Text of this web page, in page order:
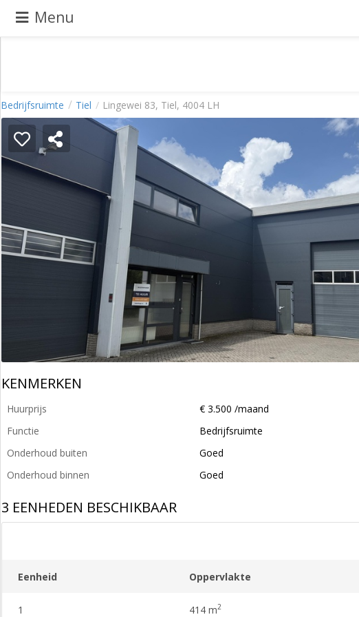
Menu
aanbieden
Pand
zoeken
Waarom
adverteren
Premium
Registreren
Bedrijfsruimte Tiel Lingewei 83, Tiel, 4004 LH
KENMERKEN
Huurprijs
€ 3.500 /maand
Functie
Bedrijfsruimte
Onderhoud buiten
Goed
Onderhoud binnen
Goed
3 EENHEDEN BESCHIKBAAR
Eenheid Oppervlakte
1 414 m2